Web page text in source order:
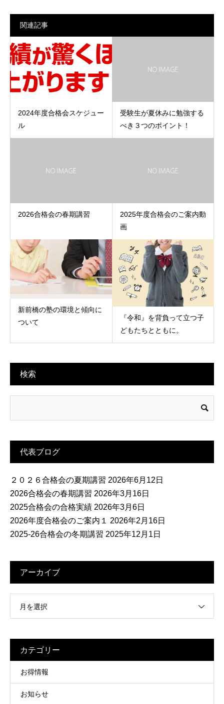
関連記事
2024年度合格会スケジュー
ル
受験生が夏休みに勉強する
べき３つのポイント！
2026合格会の春期講習
2025年度合格会のご案内動
画
新前橋の塾の環境と傾向に
ついて
『令和』を背負って立つ子
どもたちとともに。
検索
代表ブログ
２０２６合格会の夏期講習 2026年6月12日
2026合格会の春期講習 2026年3月16日
2025合格会の合格実績 2026年3月6日
2026年度合格会のご案内１
2026年2月16日
2025-26合格会の冬期講習 2025年12月1日
アーカイブ
月を選択
カテゴリー
お得情報
お知らせ